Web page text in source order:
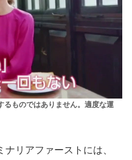
ものではありません。適度な運
リアファーストには、